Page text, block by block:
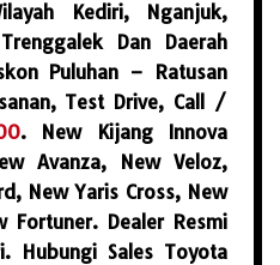
Kediri, Nganjuk,
Dan Daerah
Puluhan – Ratusan
Test Drive, Call /
. New Kijang Innova
Avanza, New Veloz,
New Yaris Cross, New
Fortuner. Dealer Resmi
Hubungi Sales Toyota